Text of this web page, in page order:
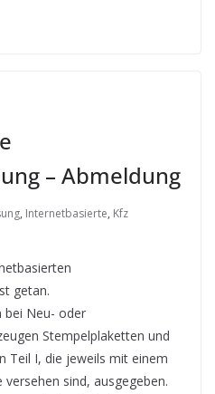
– Abmeldung
, Internetbasierte, Kfz
getan.
bei Neu- oder
Stempelplaketten und
Teil I, die jeweils mit einem
sind, ausgegeben.